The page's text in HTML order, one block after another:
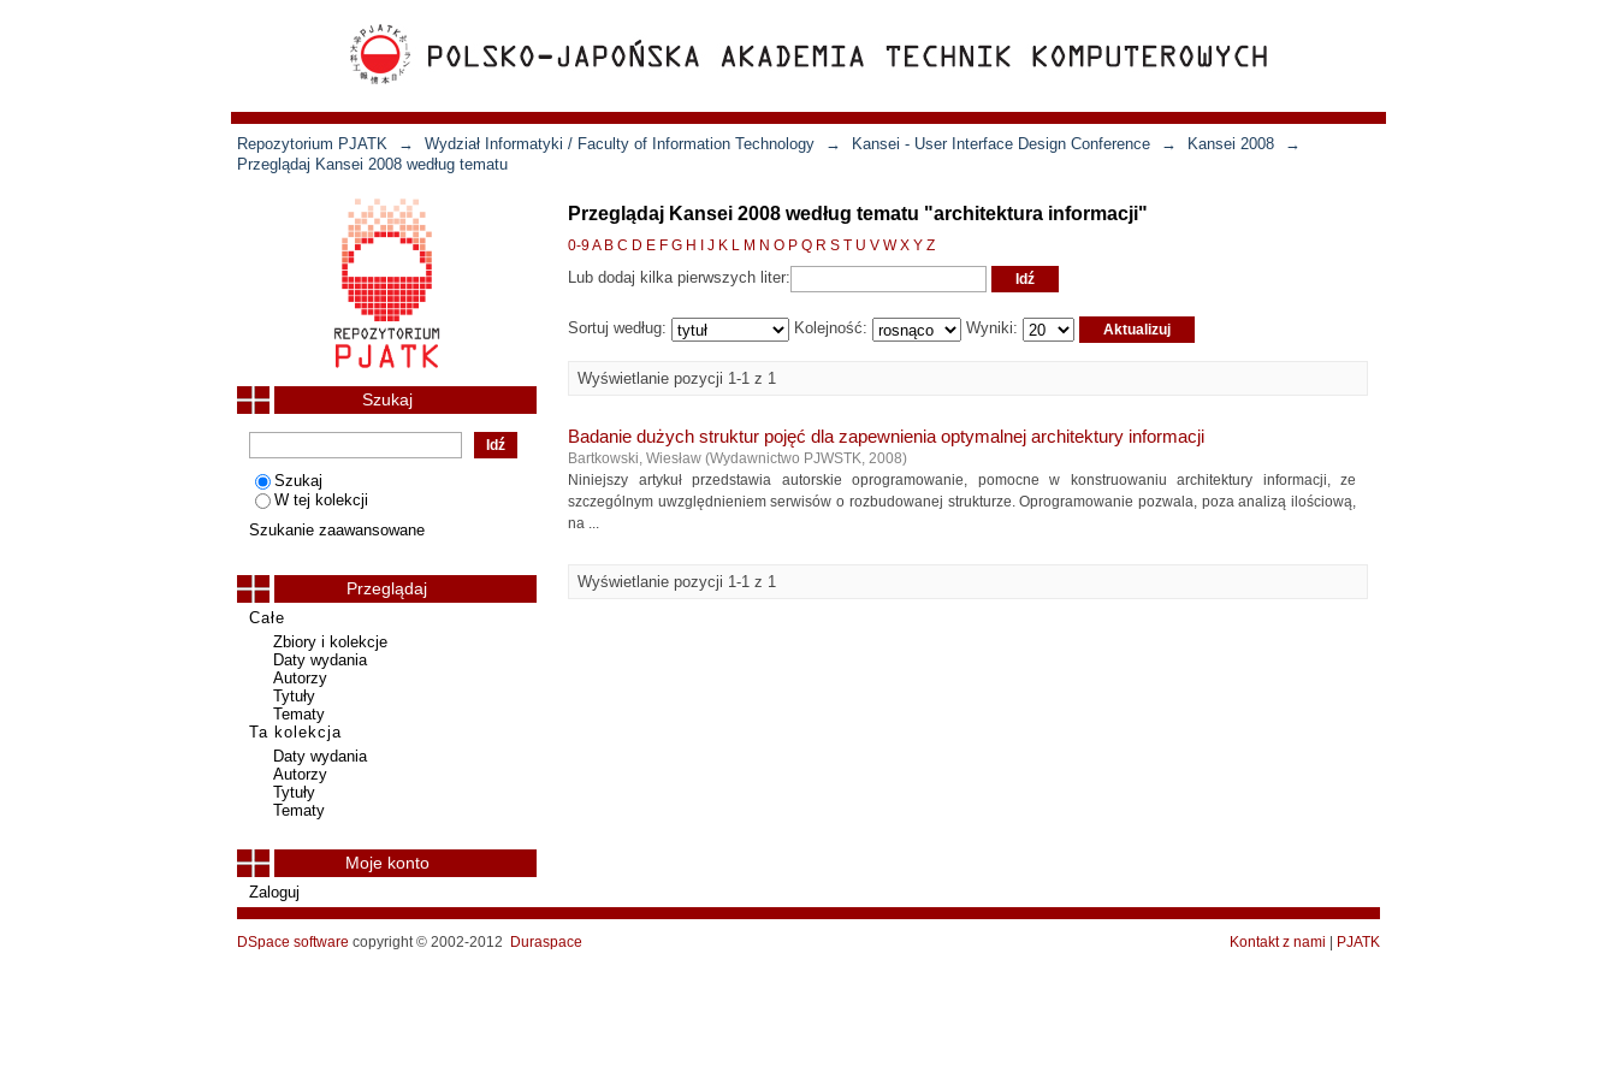
Repozytorium PJATK → Wydział Informatyki / Faculty of Information Technology → Kansei - User Interface Design Conference → Kansei 2008
→
Przeglądaj Kansei 2008 według tematu
Przeglądaj Kansei 2008 według tematu "architektura informacji"
0-9A B C D E F G H J K L M N O P Q R S T U V W X Y Z
Lub dodaj kilka pierwszych liter:
Sortuj według: Kolejność: Wyniki:
Wyświetlanie pozycji 1-1 z 1
Badanie dużych struktur pojęć dla zapewnienia optymalnej architektury informacji
Bartkowski, Wiesław (Wydawnictwo PJWSTK, 2008)
Niniejszy artykuł przedstawia autorskie oprogramowanie, pomocne w konstruowaniu architektury informacji, ze
szczególnym uwzględnieniem serwisów o rozbudowanej strukturze. Oprogramowanie pozwala, poza analizą ilościową,
na ...
Wyświetlanie pozycji 1-1 z 1
Szukaj
Szukaj
W tej kolekcji
Szukanie zaawansowane
Przeglądaj
Całe
Zbiory i kolekcje
Daty wydania
Autorzy
Tytuły
Tematy
Ta kolekcja
Daty wydania
Autorzy
Tytuły
Tematy
Moje konto
Zaloguj
DSpace software copyright © 2002-2012 Duraspace Kontakt z nami PJATK